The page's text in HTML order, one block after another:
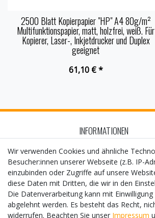
2500 Blatt Kopierpapier "HP" A4 80g/m²
Multifunktionspapier, matt, holzfrei, weiß. Für
Kopierer, Laser-, Inkjetdrucker und Duplex
geeignet
61,10 € *
INFORMATIONEN
Kontakt
AGB
Widerrufs­recht
Impressum
Wir verwenden Cookies und ähnliche
Besucher:innen unserer Webseite (z.B. IP-
einzubinden oder Zugriffe auf unsere
diese Daten mit Dritten, die wir in den
Die Datenverarbeitung kann mit
abgelehnt werden. Es besteht das Recht,
widerrufen. Beachten Sie unser Impressum